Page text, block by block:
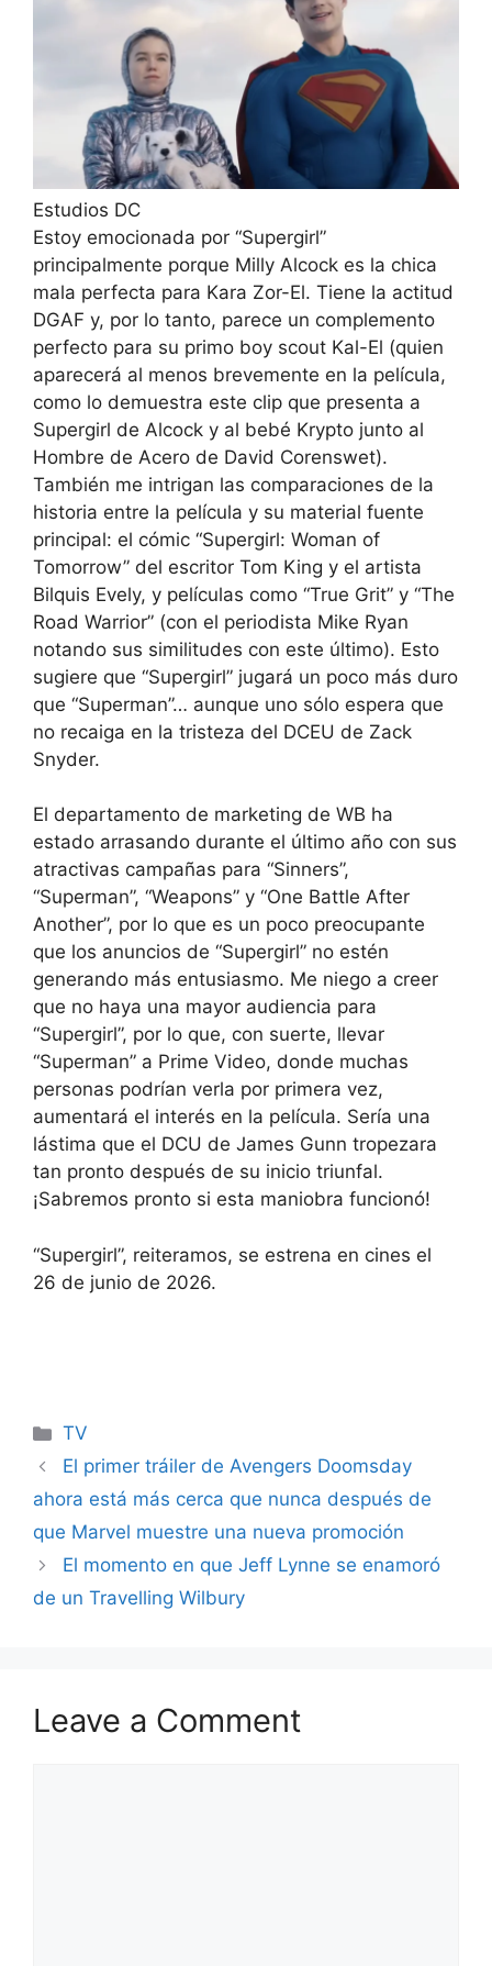
Estudios DC
Estoy emocionada por “Supergirl”
principalmente porque Milly Alcock es la chica
mala perfecta para Kara Zor-El. Tiene la actitud
DGAF y, por lo tanto, parece un complemento
perfecto para su primo boy scout Kal-El (quien
aparecerá al menos brevemente en la película,
como lo demuestra este clip que presenta a
Supergirl de Alcock y al bebé Krypto junto al
Hombre de Acero de David Corenswet).
También me intrigan las comparaciones de la
historia entre la película y su material fuente
principal: el cómic “Supergirl: Woman of
Tomorrow” del escritor Tom King y el artista
Bilquis Evely, y películas como “True Grit” y “The
Road Warrior” (con el periodista Mike Ryan
notando sus similitudes con este último). Esto
sugiere que “Supergirl” jugará un poco más duro
que “Superman”… aunque uno sólo espera que
no recaiga en la tristeza del DCEU de Zack
Snyder.
El departamento de marketing de WB ha
estado arrasando durante el último año con sus
atractivas campañas para “Sinners”,
“Superman”, “Weapons” y “One Battle After
Another”, por lo que es un poco preocupante
que los anuncios de “Supergirl” no estén
generando más entusiasmo. Me niego a creer
que no haya una mayor audiencia para
“Supergirl”, por lo que, con suerte, llevar
“Superman” a Prime Video, donde muchas
personas podrían verla por primera vez,
aumentará el interés en la película. Sería una
lástima que el DCU de James Gunn tropezara
tan pronto después de su inicio triunfal.
¡Sabremos pronto si esta maniobra funcionó!
“Supergirl”, reiteramos, se estrena en cines el
26 de junio de 2026.
Categories
TV
El primer tráiler de Avengers Doomsday
ahora está más cerca que nunca después de
que Marvel muestre una nueva promoción
El momento en que Jeff Lynne se enamoró
de un Travelling Wilbury
Leave a Comment